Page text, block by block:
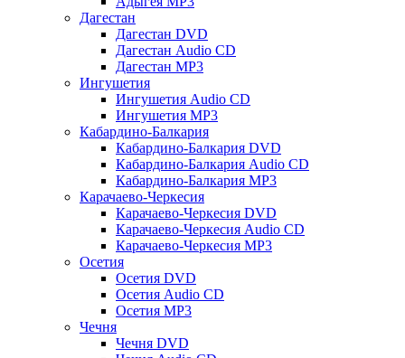
Дагестан
Дагестан DVD
Дагестан Audio CD
Дагестан MP3
Ингушетия
Ингушетия Audio CD
Ингушетия MP3
Кабардино-Балкария
Кабардино-Балкария DVD
Кабардино-Балкария Audio CD
Кабардино-Балкария MP3
Карачаево-Черкесия
Карачаево-Черкесия DVD
Карачаево-Черкесия Audio CD
Карачаево-Черкесия MP3
Осетия
Осетия DVD
Осетия Audio CD
Осетия MP3
Чечня
Чечня DVD